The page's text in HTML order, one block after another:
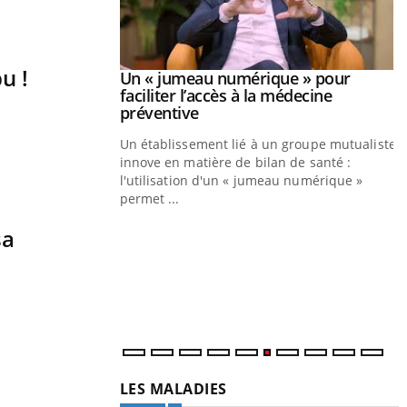
!Youtube Youtube
Un « jumeau numérique » pour
faciliter l’accès à la médecine
préventiveYoutube
Un établissement lié à un groupe mutualiste
innove en matière de bilan de santé :
l'utilisation d'un « jumeau numérique »
permet ...
LES MALADIES